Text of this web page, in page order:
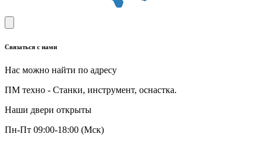
Связаться с нами
Нас можно найти по адресу
ПМ техно - Станки, инструмент, оснастка.
Наши двери открыты
Пн-Пт 09:00-18:00 (Мск)